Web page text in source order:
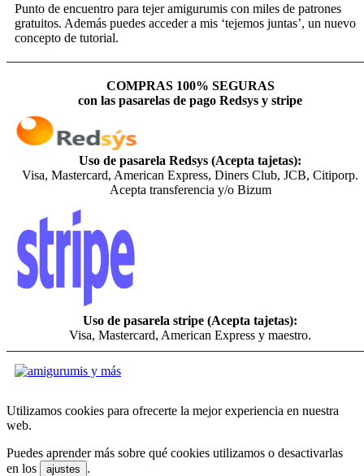
Punto de encuentro para tejer amigurumis con miles de patrones
gratuitos. Además puedes acceder a mis ‘tejemos juntas’, un nuevo
concepto de tutorial.
COMPRAS 100% SEGURAS
con las pasarelas de pago Redsys y stripe
Uso de pasarela Redsys (Acepta tajetas):
Visa, Mastercard, American Express, Diners Club, JCB, Citiporp.
Acepta transferencia y/o Bizum
Uso de pasarela stripe (Acepta tajetas):
Visa, Mastercard, American Express y maestro.
Utilizamos cookies para ofrecerte la mejor experiencia en nuestra
web.
Puedes aprender más sobre qué cookies utilizamos o desactivarlas
en los
ajustes .